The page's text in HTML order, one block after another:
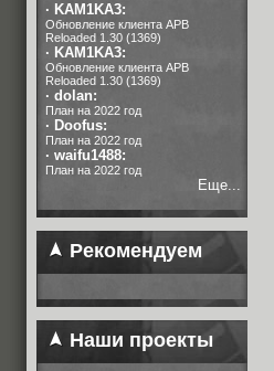
· KAM1KA3:
Обновление клиента APB
Reloaded 1.30 (1369)
· KAM1KA3:
Обновление клиента APB
Reloaded 1.30 (1369)
· dolan:
План на 2022 год
· Doofus:
План на 2022 год
· waifu1488:
План на 2022 год
Еще...
Рекомендуем
Наши проекты